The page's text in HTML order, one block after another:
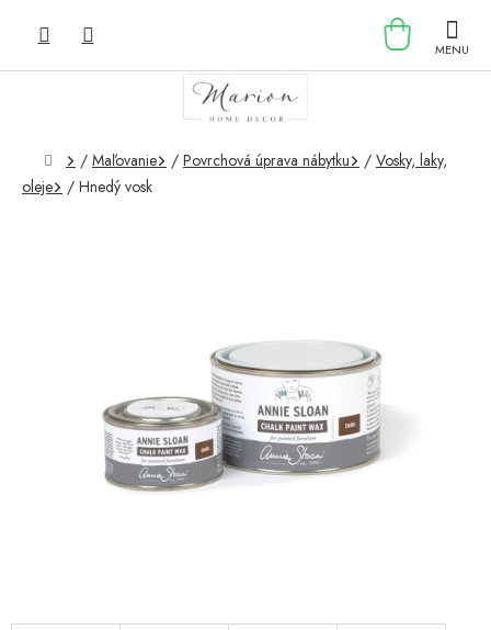
KOŠÍK
Domov
/ Maľovanie / Povrchová úprava nábytku / Vosky, laky,
oleje
/ Hnedý vosk